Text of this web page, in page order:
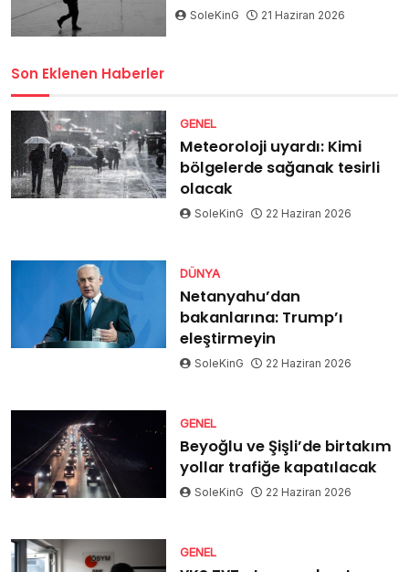
SoleKinG 21 Haziran 2026
Son Eklenen Haberler
GENEL
Meteoroloji uyardı: Kimi
bölgelerde sağanak tesirli
olacak
SoleKinG 22 Haziran 2026
DÜNYA
Netanyahu’dan
bakanlarına: Trump’ı
eleştirmeyin
SoleKinG 22 Haziran 2026
GENEL
Beyoğlu ve Şişli’de birtakım
yollar trafiğe kapatılacak
SoleKinG 22 Haziran 2026
GENEL